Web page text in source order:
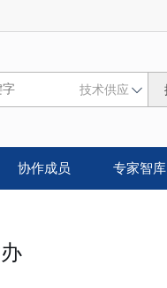
技术供应
协作成员 专家智库